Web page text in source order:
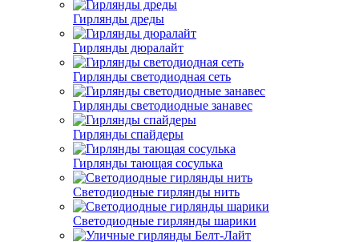
Гирлянды дреды
Гирлянды дюралайт
Гирлянды светодиодная сеть
Гирлянды светодиодные занавес
Гирлянды спайдеры
Гирлянды тающая сосулька
Светодиодные гирлянды нить
Светодиодные гирлянды шарики